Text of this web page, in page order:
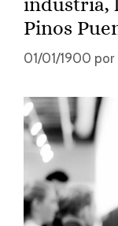
Pinos
01/01/1900 por